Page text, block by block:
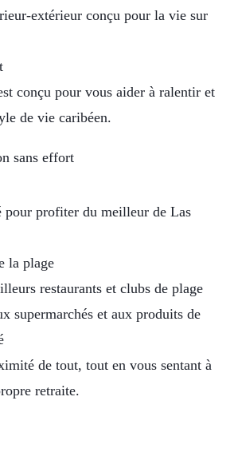
extérieur conçu pour la vie sur
conçu pour vous aider à ralentir et
de vie caribéen.
sans effort
pour profiter du meilleur de Las
la plage
restaurants et clubs de plage
supermarchés et aux produits de
de tout, tout en vous sentant à
retraite.